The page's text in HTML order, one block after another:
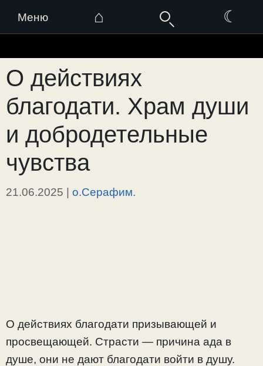
Меню ⌂ ☾
к
содержимому
О действиях
благодати. Храм души
и добродетельные
чувства
21.06.2025 | о.Серафим.
О действиях благодати призывающей и
просвещающей. Страсти — причина ада в
душе, они не дают благодати войти в душу.